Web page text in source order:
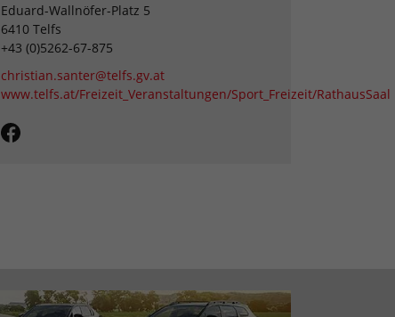
Eduard-Wallnöfer-Platz 5
6410 Telfs
+43 (0)5262-67-875
christian.santer@telfs.gv.at
www.telfs.at/Freizeit_Veranstaltungen/Sport_Freizeit/RathausSaal